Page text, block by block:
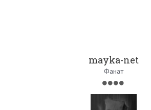
mayka-net
Фанат